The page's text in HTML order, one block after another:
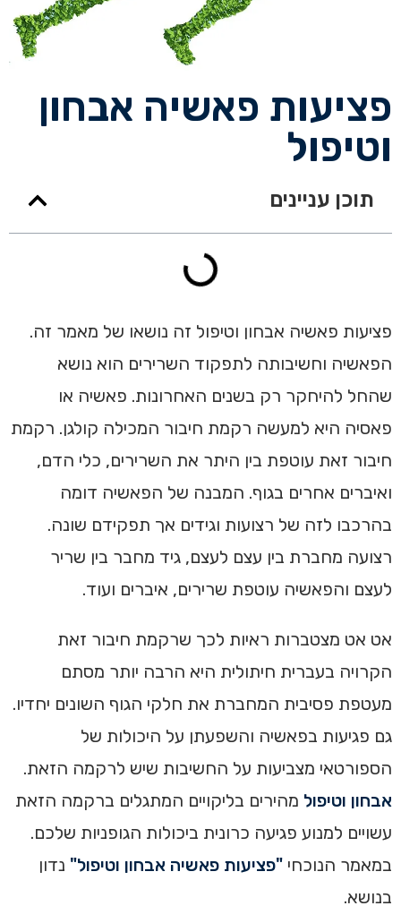
פציעות פאשיה אבחון
וטיפול
תוכן עניינים
פציעות פאשיה אבחון וטיפול זה נושאו של מאמר זה.
הפאשיה וחשיבותה לתפקוד השרירים הוא נושא
שהחל להיחקר רק בשנים האחרונות. פאשיה או
פאסיה היא למעשה רקמת חיבור המכילה קולגן. רקמת
חיבור זאת עוטפת בין היתר את השרירים, כלי הדם,
ואיברים אחרים בגוף. המבנה של הפאשיה דומה
בהרכבו לזה של רצועות וגידים אך תפקידם שונה.
רצועה מחברת בין עצם לעצם, גיד מחבר בין שריר
לעצם והפאשיה עוטפת שרירים, איברים ועוד.
אט אט מצטברות ראיות לכך שרקמת חיבור זאת
הקרויה בעברית חיתולית היא הרבה יותר מסתם
מעטפת פסיבית המחברת את חלקי הגוף השונים יחדיו.
גם פגיעות בפאשיה והשפעתן על היכולות של
הספורטאי מצביעות על החשיבות שיש לרקמה הזאת.
אבחון וטיפול מהירים בליקויים המתגלים ברקמה הזאת
עשויים למנוע פגיעה כרונית ביכולות הגופניות שלכם.
במאמר הנוכחי "פציעות פאשיה אבחון וטיפול" נדון
בנושא.